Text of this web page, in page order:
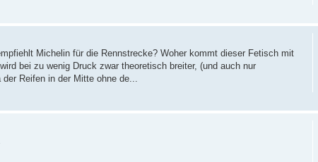
Michelin für die Rennstrecke? Woher kommt dieser Fetisch mit
bei zu wenig Druck zwar theoretisch breiter, (und auch nur
Reifen in der Mitte ohne de...